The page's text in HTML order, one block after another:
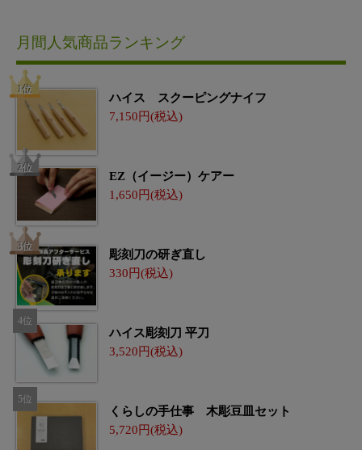
月間人気商品ランキング
ハイス スクーピングナイフ
7,150
EZ（イージー）ケアー
1,650
彫刻刀の研ぎ直し
330
ハイス彫刻刀 平刀
3,520
くらしの手仕事 木彫豆皿セット
5,720